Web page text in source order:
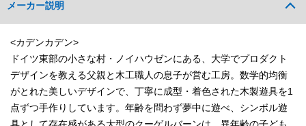
メーカー説明
<カデンカデン>
ドイツ東部の小さな村・ノイハウゼンにある、大学でプロダクト
デザインを教える父親と木工職人の息子が営む工房。数学的均衡
がとれた美しいデザインで、丁寧に成型・着色された木製遊具を1
点ずつ手作りしています。年齢を問わず夢中に遊べ、シンボル遊